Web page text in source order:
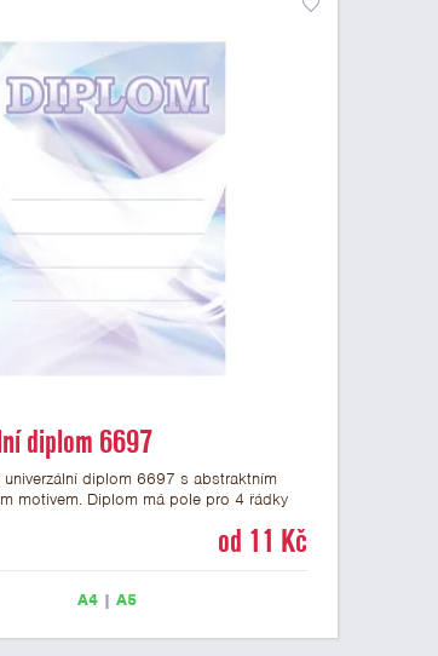
diplom 6697
univerzální diplom 6697 s abstraktním
motivem. Diplom má pole pro 4 řádky
ve formátu A4 a A5. Papírovýod 11 Kč
A4 |A5